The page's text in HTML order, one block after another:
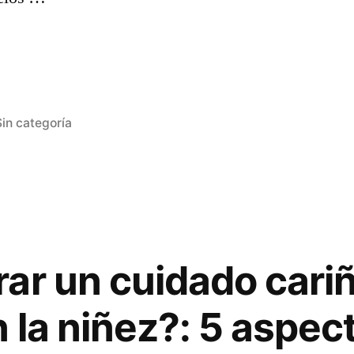
categoría
un cuidado
la niñez?: 5